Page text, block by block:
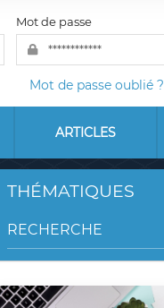
Mot de passe
Mot de passe oublié ?
ARTICLES
THÉMATIQUES